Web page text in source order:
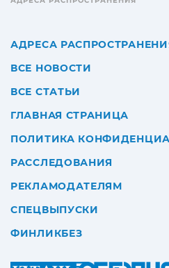
АДРЕСА
ВСЕ НОВОСТИ
ВСЕ СТАТЬИ
ГЛАВНАЯ СТРАНИЦА
ПОЛИТИКА
РАССЛЕДОВАНИЯ
РЕКЛАМОДАТЕЛЯМ
СПЕЦВЫПУСКИ
ФИНЛИКБЕЗ